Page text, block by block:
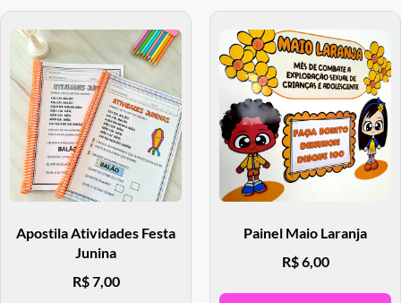
Apostila Atividades Festa
Junina
R$7,00
Painel Maio Laranja
R$6,00